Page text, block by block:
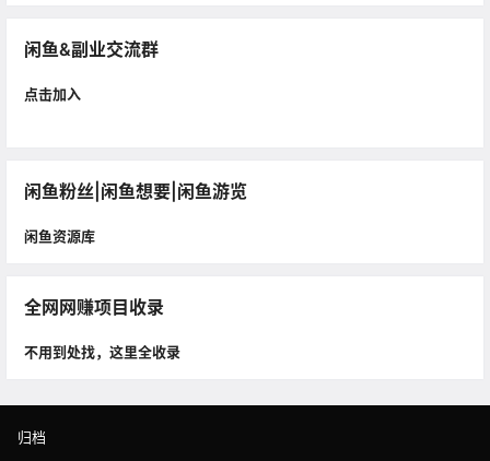
闲鱼&副业交流群
点击加入
闲鱼粉丝|闲鱼想要|闲鱼游览
闲鱼资源库
全网网赚项目收录
不用到处找，这里全收录
归档